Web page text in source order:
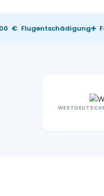
€ Flugentschädigung➕